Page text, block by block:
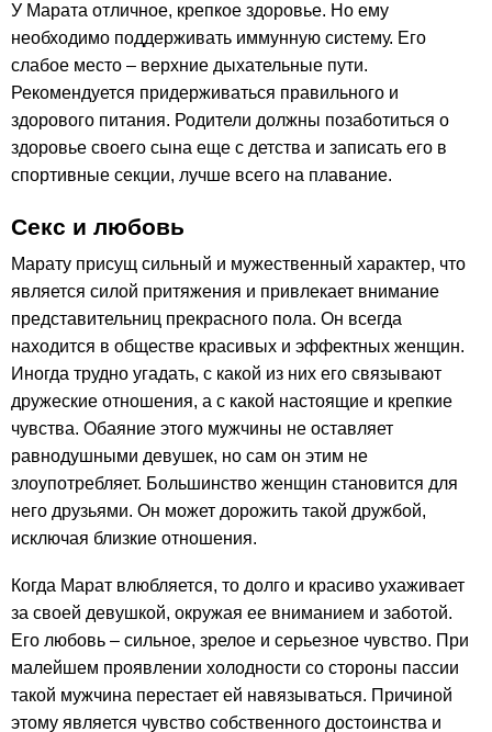
У Марата отличное, крепкое здоровье. Но ему
необходимо поддерживать иммунную систему. Его
слабое место – верхние дыхательные пути.
Рекомендуется придерживаться правильного и
здорового питания. Родители должны позаботиться о
здоровье своего сына еще с детства и записать его в
спортивные секции, лучше всего на плавание.
Секс и любовь
Марату присущ сильный и мужественный характер, что
является силой притяжения и привлекает внимание
представительниц прекрасного пола. Он всегда
находится в обществе красивых и эффектных женщин.
Иногда трудно угадать, с какой из них его связывают
дружеские отношения, а с какой настоящие и крепкие
чувства. Обаяние этого мужчины не оставляет
равнодушными девушек, но сам он этим не
злоупотребляет. Большинство женщин становится для
него друзьями. Он может дорожить такой дружбой,
исключая близкие отношения.
Когда Марат влюбляется, то долго и красиво ухаживает
за своей девушкой, окружая ее вниманием и заботой.
Его любовь – сильное, зрелое и серьезное чувство. При
малейшем проявлении холодности со стороны пассии
такой мужчина перестает ей навязываться. Причиной
этому является чувство собственного достоинства и